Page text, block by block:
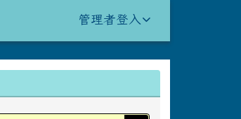
管理者登入